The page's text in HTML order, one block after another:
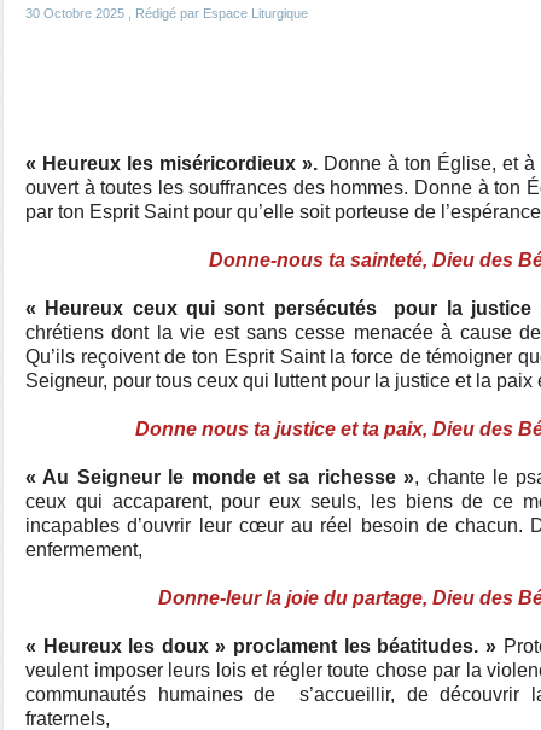
30 Octobre 2025 , Rédigé par Espace Liturgique
« Heureux les miséricordieux ». Donne à ton Église, et
ouvert à toutes les souffrances des hommes. Donne à ton
par ton Esprit Saint pour qu’elle soit porteuse de
Donne-nous ta sainteté, Dieu des
« Heureux ceux qui sont persécutés pour la justice
chrétiens dont la vie est sans cesse menacée à cause
Qu’ils reçoivent de ton Esprit Saint la force de témoigner
Seigneur, pour tous ceux qui luttent pour la justice et la paix
Donne nous ta justice et ta paix, Dieu des
« Au Seigneur le monde et sa richesse », chante le
ceux qui accaparent, pour eux seuls, les biens de ce
incapables d’ouvrir leur cœur au réel besoin de chacun.
enfermement,
Donne-leur la joie du partage, Dieu des
« Heureux les doux » proclament les béatitudes. »
veulent imposer leurs lois et régler toute chose par la
communautés humaines de s’accueillir, de découvrir
fraternels,